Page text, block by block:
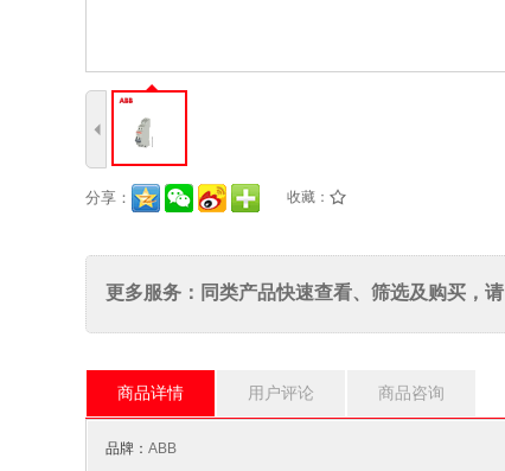
4
分享： 收藏： /
更多服务：同类产品快速查看、筛选及购买，请
商品详情 用户评论 商品咨询
品牌： ABB